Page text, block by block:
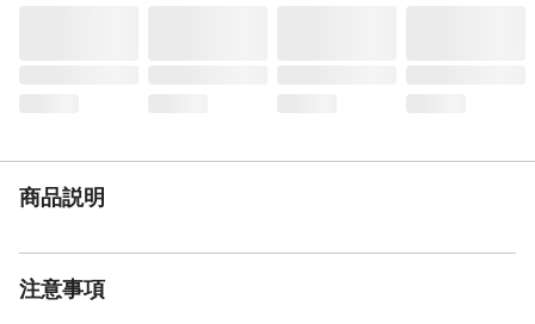
商品説明
注意事項